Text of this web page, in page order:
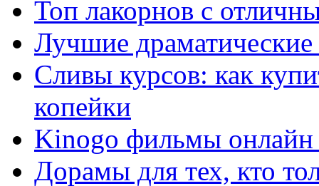
Топ лакорнов с
Лучшие
Сливы курсов: как
копейки
Kinogo фильмы онлайн
Дорамы для тех, кто